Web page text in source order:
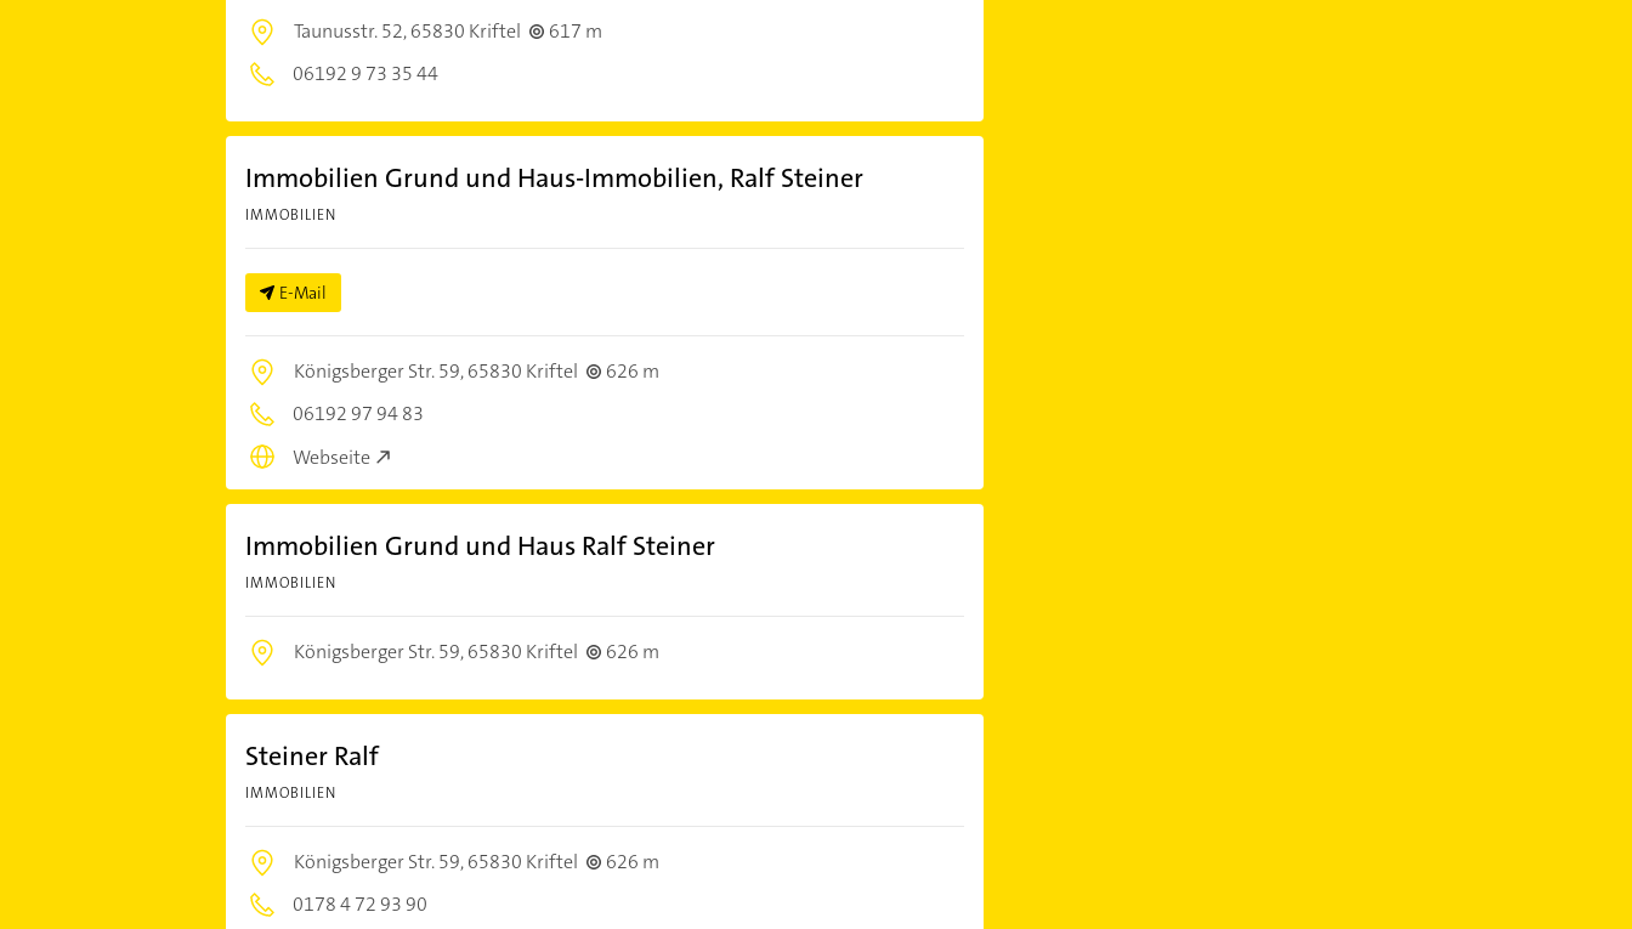
Taunusstr. 52,65830 Kriftel
617 m
06192 9 73 35 44
Immobilien Grund und Haus-Immobilien, Ralf Steiner
IMMOBILIEN
E-Mail
Königsberger Str. 59,65830 Kriftel
626 m
06192 97 94 83
Webseite
Immobilien Grund und Haus Ralf Steiner
IMMOBILIEN
Königsberger Str. 59,65830 Kriftel 626 m
Steiner Ralf
IMMOBILIEN
Königsberger Str. 59,65830 Kriftel
626 m
0178 4 72 93 90